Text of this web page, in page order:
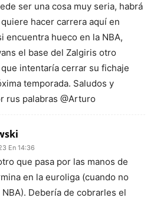
ser una cosa muy seria, habrá
hacer carrera aquí en
encuentra hueco en la NBA,
el base del Zalgiris otro
intentaría cerrar su fichaje
temporada. Saludos y
rus palabras @Arturo
En 14:36
que pasa por las manos de
en la euroliga (cuando no
Debería de cobrarles el